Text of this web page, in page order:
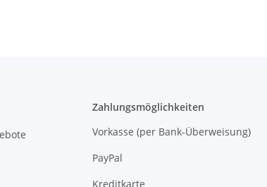
Zahlungsmöglichkeiten
Vorkasse (per Bank-
PayPal
Kreditkarte